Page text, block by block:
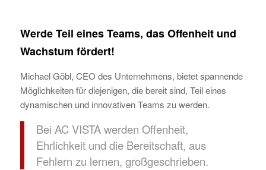
Werde Teil eines Teams, das Offenheit und
Wachstum fördert!
Michael Göbl, CEO des Unternehmens, bietet spannende
Möglichkeiten für diejenigen, die bereit sind, Teil eines
dynamischen und innovativen Teams zu werden.
Bei AC VISTA werden Offenheit,
Ehrlichkeit und die Bereitschaft, aus
Fehlern zu lernen, großgeschrieben.